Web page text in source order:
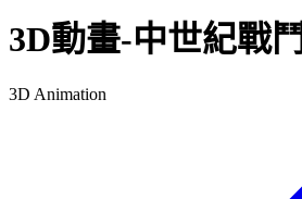
3D動畫-中世紀戰鬥
3D Animation